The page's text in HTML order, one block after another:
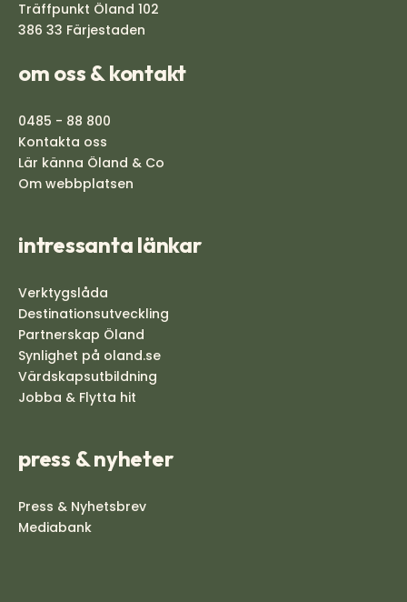
Träffpunkt Öland 102
386 33 Färjestaden
om oss & kontakt
0485 - 88 800
Kontakta oss
Lär känna Öland & Co
Om webbplatsen
intressanta länkar
Verktygslåda
Destinationsutveckling
Partnerskap Öland
Synlighet på oland.se
Värdskapsutbildning
Jobba & Flytta hit
press & nyheter
Press & Nyhetsbrev
Mediabank